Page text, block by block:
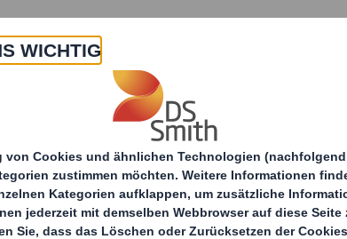
Produkte & Service
DS Smith ersetzt eine Milliarde